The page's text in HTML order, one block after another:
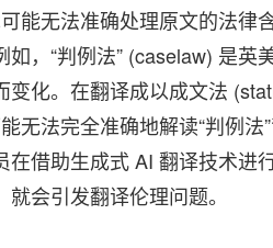
能无法准确处理原文的法律
，“判例法” (caselaw) 是
化。在翻译成以成文法
无法完全准确地解读“判例
借助生成式 AI 翻译技术进
会引发翻译伦理问题。